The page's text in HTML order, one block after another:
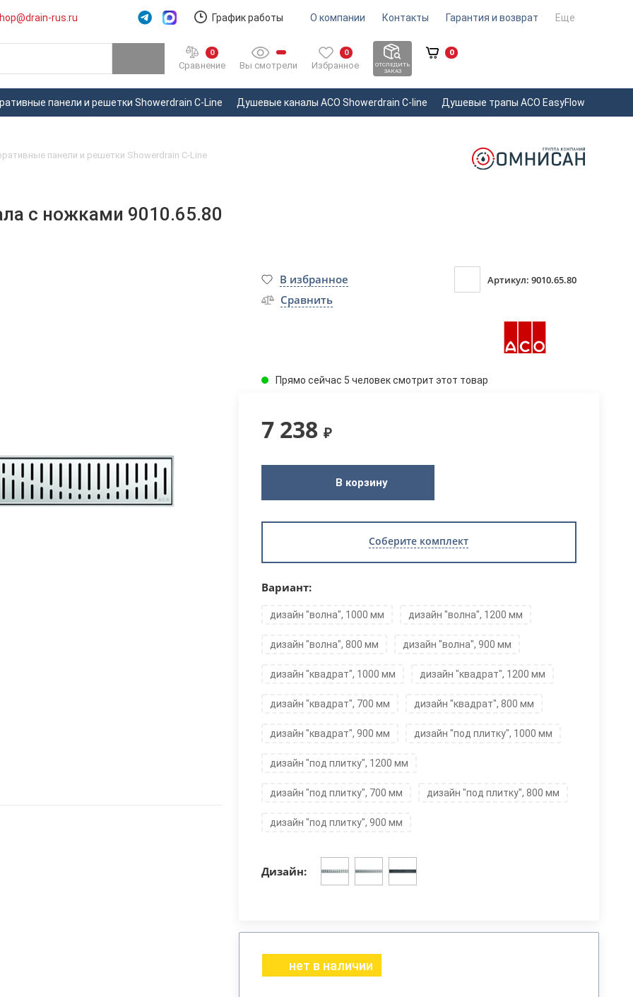
rus.ru График работы О компании Контакты Гарантия и возврат Еще
0
Сравнение Вы смотрели
0
Избранное
ОТСЛЕДИТЬ
ЗАКАЗ
0
панели и решетки Showerdrain C-Line Душевые каналы ACO Showerdrain С-line Душевые трапы ACO EasyFlow
панели и решетки Showerdrain C-Line
с ножками 9010.65.80
В избранное Артикул: 9010.65.80
Сравнить
Прямо сейчас 5 человек смотрит этот товар
7 238 ₽
В корзину
Соберите комплект
Вариант:
дизайн "волна", 1000 мм дизайн "волна", 1200 мм
дизайн "волна", 800 мм дизайн "волна", 900 мм
дизайн "квадрат", 1000 мм дизайн "квадрат", 1200 мм
дизайн "квадрат", 700 мм дизайн "квадрат", 800 мм
дизайн "квадрат", 900 мм дизайн "под плитку", 1000 мм
дизайн "под плитку", 1200 мм
дизайн "под плитку", 700 мм дизайн "под плитку", 800 мм
дизайн "под плитку", 900 мм
Дизайн:
нет в наличии